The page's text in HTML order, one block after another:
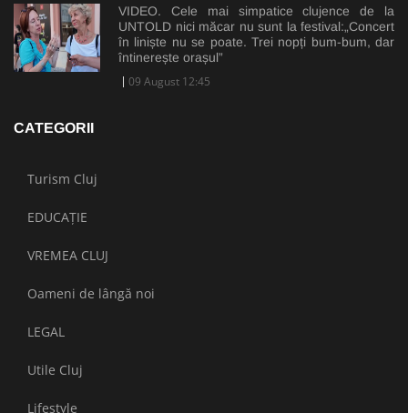
VIDEO. Cele mai simpatice clujence de la
UNTOLD nici măcar nu sunt la festival:„Concert
în liniște nu se poate. Trei nopți bum-bum, dar
întinerește orașul”
09 August 12:45
CATEGORII
Turism Cluj
EDUCAȚIE
VREMEA CLUJ
Oameni de lângă noi
LEGAL
Utile Cluj
Lifestyle